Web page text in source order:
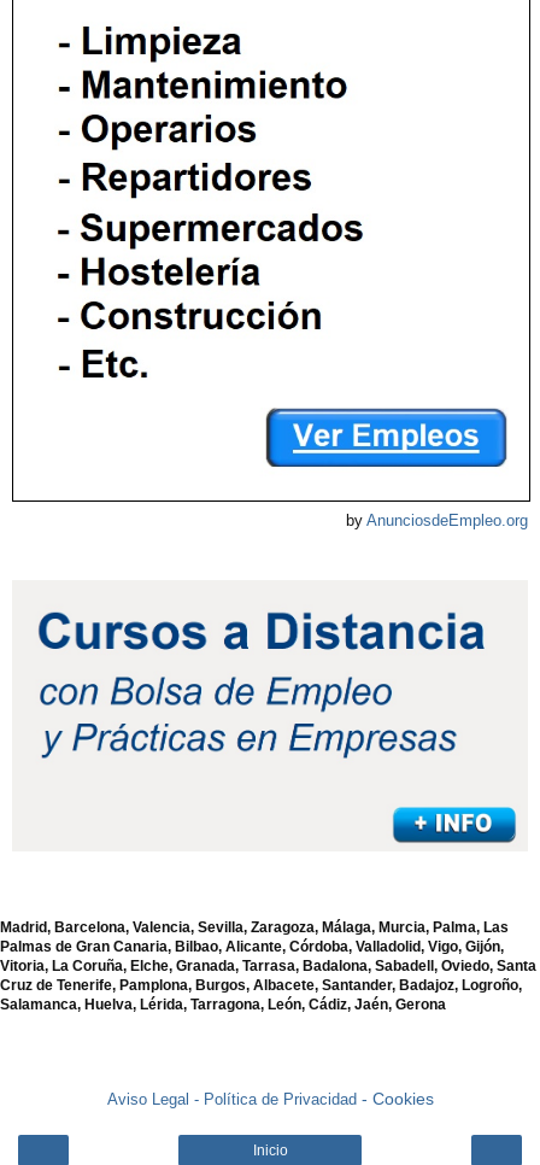
by AnunciosdeEmpleo.org
Madrid, Barcelona, Valencia, Sevilla, Zaragoza, Málaga, Murcia, Palma, Las
Palmas de Gran Canaria, Bilbao, Alicante, Córdoba, Valladolid, Vigo, Gijón,
Vitoria, La Coruña, Elche, Granada, Tarrasa, Badalona, Sabadell, Oviedo, Santa
Cruz de Tenerife, Pamplona, Burgos, Albacete, Santander, Badajoz, Logroño,
Salamanca, Huelva, Lérida, Tarragona, León, Cádiz, Jaén, Gerona
Aviso Legal - Política de Privacidad - Cookies
Inicio